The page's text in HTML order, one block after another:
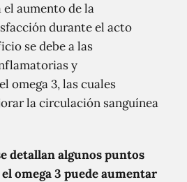
aumento de la
durante el acto
se debe a las
y
omega 3, las cuales
la circulación sanguínea
detallan algunos puntos
omega 3 puede aumentar